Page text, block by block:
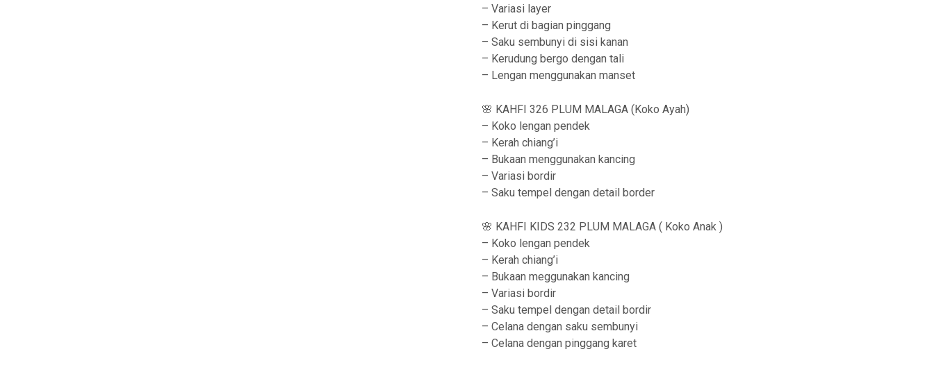
– Variasi layer
– Kerut di bagian pinggang
– Saku sembunyi di sisi kanan
– Kerudung bergo dengan tali
– Lengan menggunakan manset
🌸 KAHFI 326 PLUM MALAGA (Koko Ayah)
– Koko lengan pendek
– Kerah chiang’i
– Bukaan menggunakan kancing
– Variasi bordir
– Saku tempel dengan detail border
🌸 KAHFI KIDS 232 PLUM MALAGA ( Koko Anak )
– Koko lengan pendek
– Kerah chiang’i
– Bukaan meggunakan kancing
– Variasi bordir
– Saku tempel dengan detail bordir
– Celana dengan saku sembunyi
– Celana dengan pinggang karet